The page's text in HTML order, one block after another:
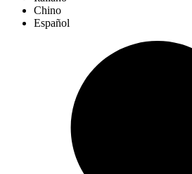
Chino
Español